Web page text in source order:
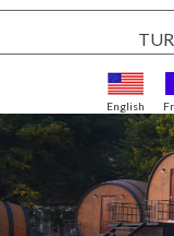
English